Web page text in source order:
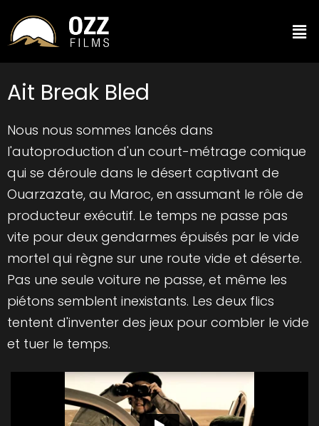
Ait Break Bled
Nous nous sommes lancés dans
l'autoproduction d'un court-métrage comique
qui se déroule dans le désert captivant de
Ouarzazate, au Maroc, en assumant le rôle de
producteur exécutif. Le temps ne passe pas
vite pour deux gendarmes épuisés par le vide
mortel qui règne sur une route vide et déserte.
Pas une seule voiture ne passe, et même les
piétons semblent inexistants. Les deux flics
tentent d'inventer des jeux pour combler le vide
et tuer le temps.